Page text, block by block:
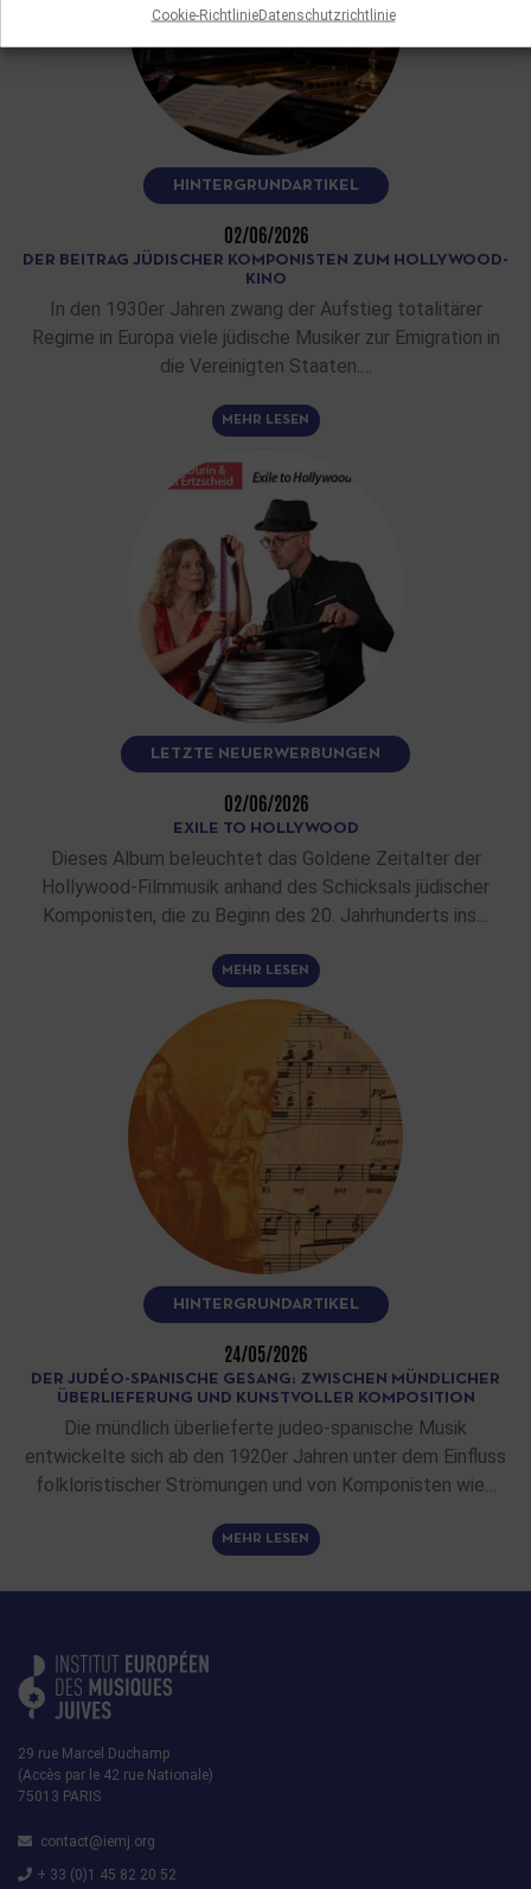
Cookie-RichtlinieDatenschutzrichtlinie
HINTERGRUNDARTIKEL
02/06/2026
DER BEITRAG JÜDISCHER KOMPONISTEN ZUM HOLLYWOOD-
KINO
In den 1930er Jahren zwang der Aufstieg totalitärer
Regime in Europa viele jüdische Musiker zur Emigration in
die Vereinigten Staaten.…
MEHR LESEN
LETZTE NEUERWERBUNGEN
02/06/2026
EXILE TO HOLLYWOOD
Dieses Album beleuchtet das Goldene Zeitalter der
Hollywood-Filmmusik anhand des Schicksals jüdischer
Komponisten, die zu Beginn des 20. Jahrhunderts ins…
MEHR LESEN
HINTERGRUNDARTIKEL
24/05/2026
DER JUDÉO-SPANISCHE GESANG: ZWISCHEN MÜNDLICHER
ÜBERLIEFERUNG UND KUNSTVOLLER KOMPOSITION
Die mündlich überlieferte judeo-spanische Musik
entwickelte sich ab den 1920er Jahren unter dem Einfluss
folkloristischer Strömungen und von Komponisten wie…
MEHR LESEN
29 rue Marcel Duchamp
(Accès par le 42 rue Nationale)
75013 PARIS
contact@iemj.org
+ 33 (0)1 45 82 20 52